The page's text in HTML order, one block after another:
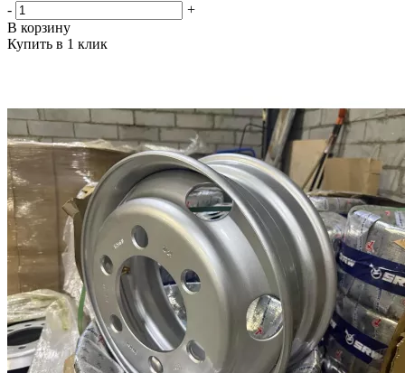
-
+
В корзину
Купить в 1 клик